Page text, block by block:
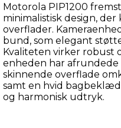
Motorola PIP1200
minimalistisk design,
overflader.
bund, som elegant
Kvaliteten virker robust
enheden har
skinnende overflade
samt en hvid
og harmonisk udtryk.